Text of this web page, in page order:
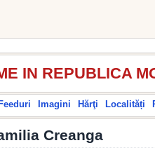
IN REPUBLICA
Feeduri Imagini Hărţi Localități
Creanga